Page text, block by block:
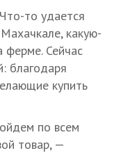
то удается
какую-
ферме. Сейчас
благодаря
купить
по всем
товар, —